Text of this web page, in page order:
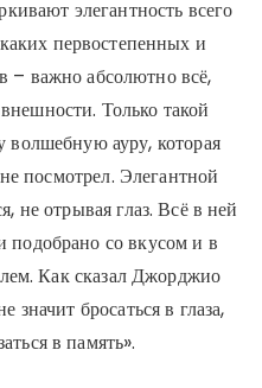
элегантность всего
первостепенных и
– важно абсолютно всё,
Только такой
волшебную ауру, которая
посмотрел. Элегантной
не отрывая глаз. Всё в ней
подобрано со вкусом и в
Как сказал Джорджио
бросаться в глаза,
в память».